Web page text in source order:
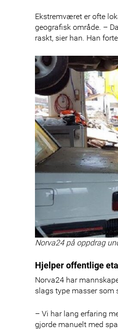
Ekstremværet er ofte
geografisk område. –
raskt, sier han. Han
Norva24 på oppdrag
Hjelper offentlige
Norva24 har
slags type masser som
– Vi har lang erfaring
gjorde manuelt med